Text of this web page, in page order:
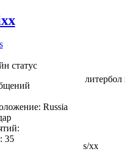
Russia
35
литербол
s/xx